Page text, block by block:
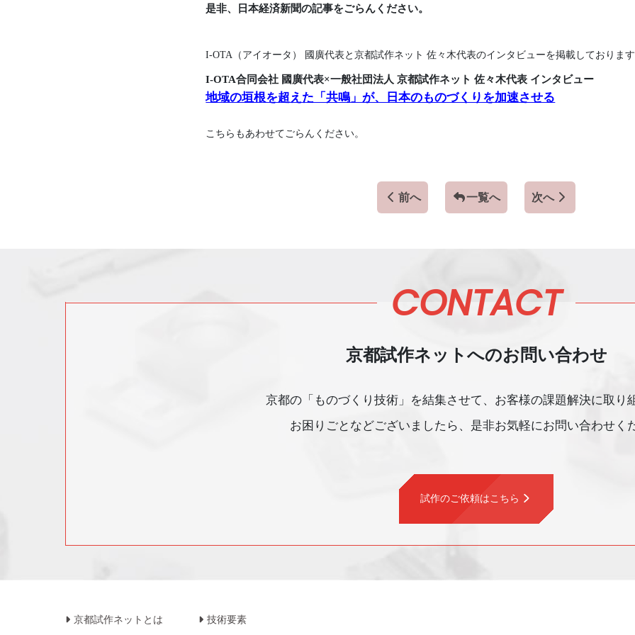
是非、日本経済新聞の記事をごらんください。
I-OTA（アイオータ） 國廣代表と京都試作ネット 佐々木代表のインタビューを掲載しておりま
I-OTA合同会社 國廣代表×一般社団法人 京都試作ネット 佐々木代表 インタビュー
地域の垣根を超えた「共鳴」が、日本のものづくりを加速させる
こちらもあわせてごらんください。
前へ 一覧へ 次へ
CONTACT
京都試作ネットへのお問い合わせ
京都の「ものづくり技術」を結集させて、 お客様の課題解決に取り
お困りごとなどございましたら、 是非お気軽にお問い合わせく
試作のご依頼はこちら
京都試作ネットとは 技術要素